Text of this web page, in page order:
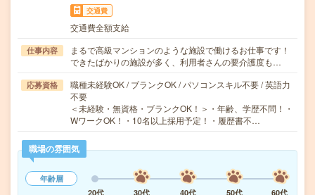
交通費
交通費全額支給
仕事内容
まるで高級マンションのような施設で働けるお仕事です！
できたばかりの施設が多く、利用者さんの要介護度も…
応募資格
職種未経験OK / ブランクOK / パソコンスキル不要 / 英語力
不要
＜未経験・無資格・ブランクOK！＞・年齢、学歴不問！・
WワークOK！・10名以上採用予定！・履歴書不…
職場の雰囲気
年齢層
20代
30代 40代 50代
60代